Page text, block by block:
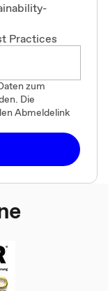
Practices
zum
Die
Abmeldelink